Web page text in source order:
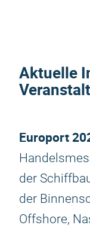
Aktuelle
Europort
der
der
Offshore,